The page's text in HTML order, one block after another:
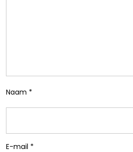
Naam *
E-mail *